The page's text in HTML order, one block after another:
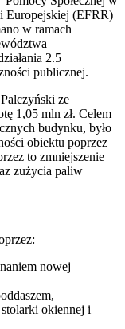
Europejskiej (EFRR)
w ramach
2.5
publicznej.
ze
1,05 mln zł. Celem
budynku, było
obiektu poprzez
to zmniejszenie
zużycia paliw
nowej
okiennej i